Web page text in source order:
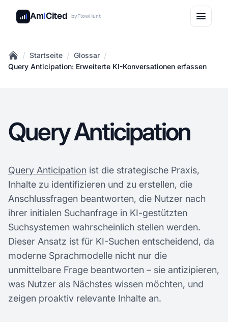
AmICited byFlowHunt
Home
/ Startseite / Glossar /
Query Anticipation: Erweiterte KI-Konversationen erfassen
Query Anticipation
Query Anticipation ist die strategische Praxis,
Inhalte zu identifizieren und zu erstellen, die
Anschlussfragen beantworten, die Nutzer nach
ihrer initialen Suchanfrage in KI-gestützten
Suchsystemen wahrscheinlich stellen werden.
Dieser Ansatz ist für KI-Suchen entscheidend, da
moderne Sprachmodelle nicht nur die
unmittelbare Frage beantworten – sie antizipieren,
was Nutzer als Nächstes wissen möchten, und
zeigen proaktiv relevante Inhalte an.